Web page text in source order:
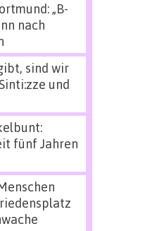
„B-
nach
sind wir
und
fünf Jahren